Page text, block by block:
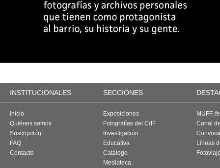
INSTITUCIONALES SECCIONES
Inicio
Quiénes somos
Suscripción
FAQ
Contacto
Exposiciones
Fotografías del CdF
Investigación
Educativa
Catálogo
Mediateca
MUFF,
Canal
Líneas